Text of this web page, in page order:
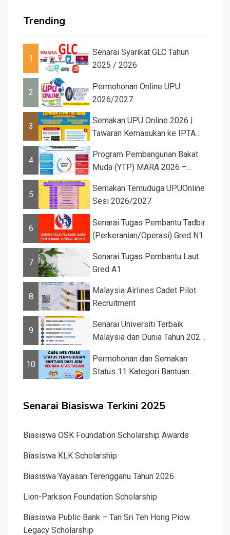
Trending
1
Senarai Syarikat GLC Tahun
2025 / 2026
2
Permohonan Online UPU
2026/2027
3
Semakan UPU Online 2026 |
Tawaran Kemasukan ke IPTA
4
Program Pembangunan Bakat
Muda (YTP) MARA 2026 –
5
Semakan Temuduga UPUOnline
Sesi 2026/2027
6
Senarai Tugas Pembantu Tadbir
(Perkeranian/Operasi) Gred N1
7
Senarai Tugas Pembantu Laut
Gred A1
8
Malaysia Airlines Cadet Pilot
Recruitment
9
Senarai Universiti Terbaik
Malaysia dan Dunia Tahun 2026
10
Permohonan dan Semakan
Status 11 Kategori Bantuan
Senarai Biasiswa Terkini 2025
Biasiswa OSK Foundation Scholarship Awards
Biasiswa KLK Scholarship
Biasiswa Yayasan Terengganu Tahun 2026
Lion-Parkson Foundation Scholarship
Biasiswa Public Bank – Tan Sri Teh Hong Piow
Legacy Scholarship